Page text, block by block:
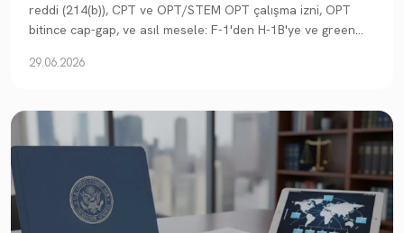
reddi (214(b)), CPT ve OPT/STEM OPT çalışma izni, OPT
bitince cap-gap, ve asıl mesele: F-1'den H-1B'ye ve green
29.06.2026